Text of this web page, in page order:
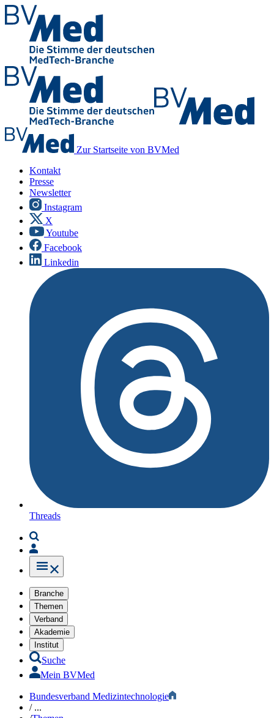
Zur Startseite von BVMed
Kontakt
Presse
Newsletter
Instagram
X
Youtube
Facebook
Linkedin
Threads
Branche
Themen
Verband
Akademie
Institut
Suche
Mein BVMed
Bundesverband Medizintechnologie
/...